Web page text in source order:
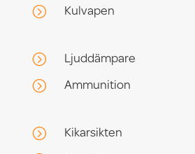
= Kulvapen
= Ljuddämpare
= Ammunition
= Kikarsikten